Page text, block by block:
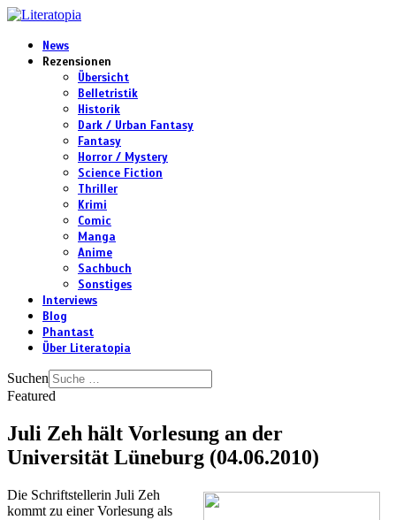
News
Rezensionen
Übersicht
Belletristik
Historik
Dark / Urban Fantasy
Fantasy
Horror / Mystery
Science Fiction
Thriller
Krimi
Comic
Manga
Anime
Sachbuch
Sonstiges
Interviews
Blog
Phantast
Über Literatopia
Suchen
Featured
Juli Zeh hält Vorlesung an der
Universität Lüneburg (04.06.2010)
Die Schriftstellerin Juli Zeh
kommt zu einer Vorlesung als